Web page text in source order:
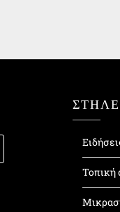
Τοπική